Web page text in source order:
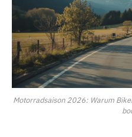
Motorradsaison 2026: Warum